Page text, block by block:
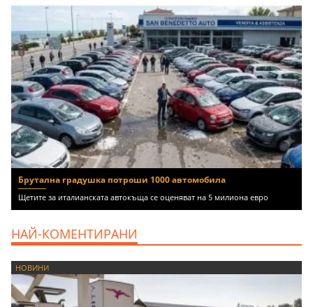
Брутална градушка потроши 1000 автомобила
Щетите за италианската автокъща се оценяват на 5 милиона евро
НАЙ-КОМЕНТИРАНИ
НОВИНИ